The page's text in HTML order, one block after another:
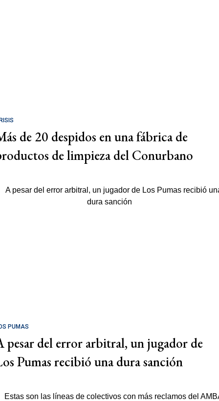
de 20 despidos en una fábrica de
de limpieza del Conurbano
PUMAS
pesar del error arbitral, un jugador de
Pumas recibió una dura sanción